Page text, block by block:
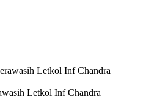
Letkol Inf Chandra